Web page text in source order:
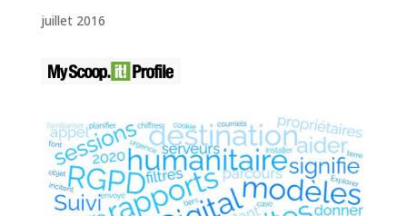
juillet 2016